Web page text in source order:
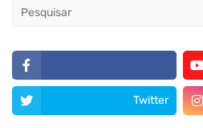
Twitter